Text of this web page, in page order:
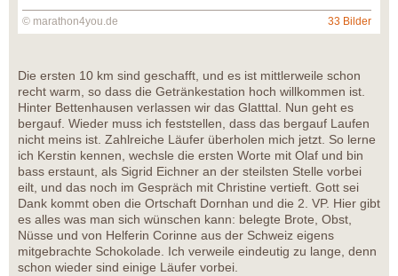
© marathon4you.de 33 Bilder
Die ersten 10 km sind geschafft, und es ist mittlerweile schon
recht warm, so dass die Getränkestation hoch willkommen ist.
Hinter Bettenhausen verlassen wir das Glatttal. Nun geht es
bergauf. Wieder muss ich feststellen, dass das bergauf Laufen
nicht meins ist. Zahlreiche Läufer überholen mich jetzt. So lerne
ich Kerstin kennen, wechsle die ersten Worte mit Olaf und bin
bass erstaunt, als Sigrid Eichner an der steilsten Stelle vorbei
eilt, und das noch im Gespräch mit Christine vertieft. Gott sei
Dank kommt oben die Ortschaft Dornhan und die 2. VP. Hier gibt
es alles was man sich wünschen kann: belegte Brote, Obst,
Nüsse und von Helferin Corinne aus der Schweiz eigens
mitgebrachte Schokolade. Ich verweile eindeutig zu lange, denn
schon wieder sind einige Läufer vorbei.